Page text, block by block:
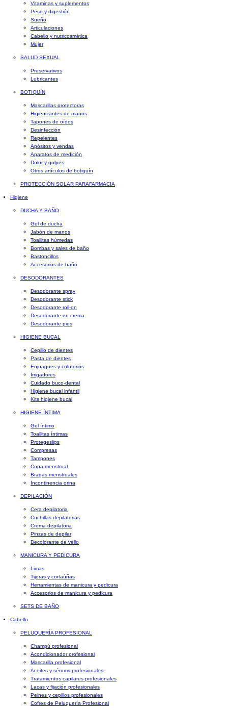
Vitaminas y suplementos
Peso y digestión
Sueño
Articulaciones
Cabello y nutricosmética
Mujer
SALUD SEXUAL
Preservativos
Lubricantes
BOTIQUÍN
Mascarillas protectoras
Higienizantes de manos
Tapones de oídos
Desinfección
Repelentes
Apósitos y vendas
Aparatos de medición
Dolor y golpes
Otros artículos de botiquín
PROTECCIÓN SOLAR PARAFARMACIA
Higiene
DUCHA Y BAÑO
Gel de ducha
Jabón de manos
Toallitas húmedas
Bombas y sales de baño
Bastoncillos
Accesorios de baño
DESODORANTES
Desodorante spray
Desodorante stick
Desodorante roll-on
Desodorante en crema
Desodorante pies
HIGIENE BUCAL
Cepillo de dientes
Pasta de dientes
Enjuagues y colutorios
Irrigadores
Cuidado buco-dental
Higiene bucal infantil
Kits higiene bucal
HIGIENE ÍNTIMA
Gel íntimo
Toallitas íntimas
Protegeslips
Compresas
Tampones
Copa menstrual
Bragas menstruales
Incontinencia orina
DEPILACIÓN
Cera depilatoria
Cuchillas depilatorias
Crema depilatoria
Pinzas de depilar
Decolorante de vello
MANICURA Y PEDICURA
Limas
Tijeras y cortaúñas
Herramientas de manicura y pedicura
Accesorios de manicura y pedicura
SETS DE BAÑO
Cabello
PELUQUERÍA PROFESIONAL
Champú profesional
Acondicionador profesional
Mascarilla profesional
Aceites y sérums profesionales
Tratamientos capilares profesionales
Lacas y fijación profesionales
Peines y cepillos profesionales
Cofres de Peluquería Profesional